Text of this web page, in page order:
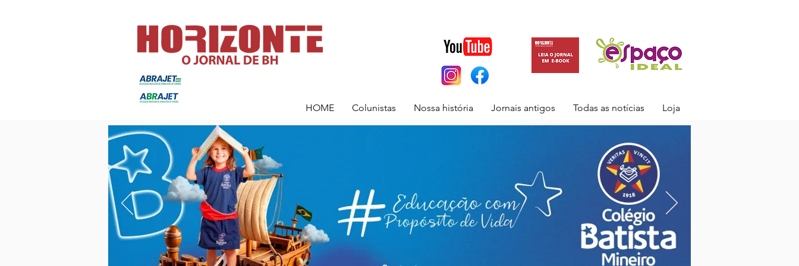
HOME Colunistas Nossa história Jornais antigos Todas as notícias Loja